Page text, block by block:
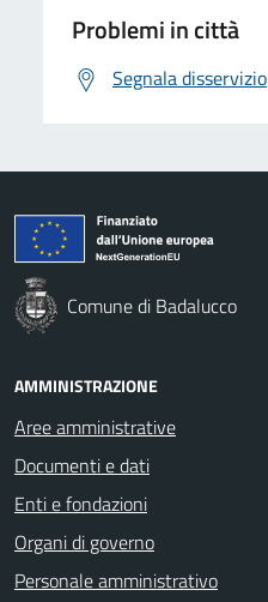
Problemi in città
Segnala disservizio
Comune di Badalucco
AMMINISTRAZIONE
Aree amministrative
Documenti e dati
Enti e fondazioni
Organi di governo
Personale amministrativo